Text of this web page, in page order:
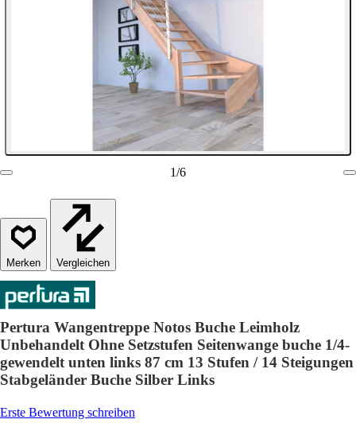
1/6
Vergleichen
Pertura Wangentreppe Notos Buche Leimholz
Unbehandelt Ohne Setzstufen Seitenwange buche 1/4-
gewendelt unten links 87 cm 13 Stufen / 14 Steigungen
Stabgeländer Buche Silber Links
Erste Bewertung schreiben